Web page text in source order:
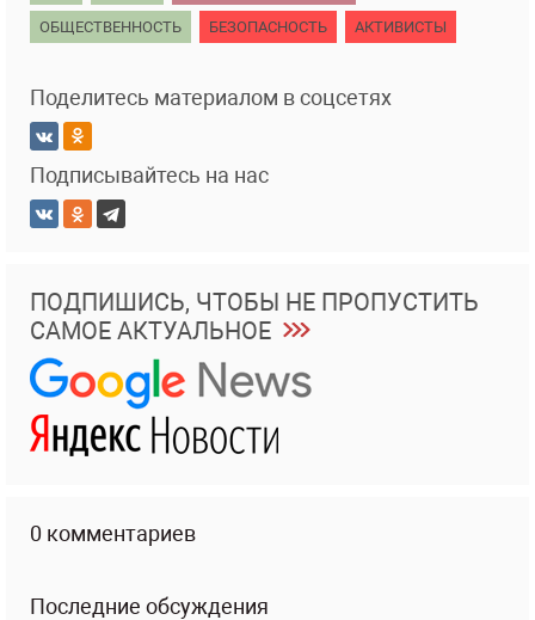
ОБЩЕСТВЕННОСТЬ БЕЗОПАСНОСТЬ АКТИВИСТЫ
Поделитесь материалом в соцсетях
Подписывайтесь на нас
ПОДПИШИСЬ, ЧТОБЫ НЕ ПРОПУСТИТЬ
САМОЕ АКТУАЛЬНОЕ
0 комментариев
Последние обсуждения